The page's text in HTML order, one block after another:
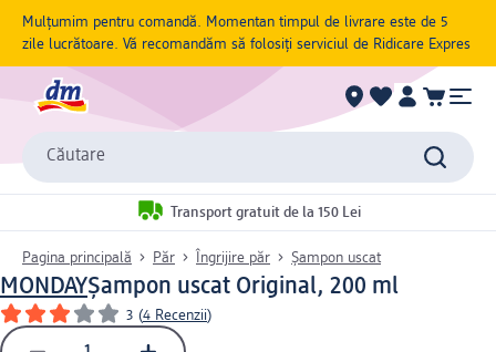
Mulțumim pentru comandă. Momentan timpul de livrare este de 5
zile lucrătoare. Vă recomandăm să folosiți serviciul de Ridicare Expres
Căutare
Transport gratuit de la 150 Lei
Pagina principală Păr Îngrijire păr Șampon uscat
MONDAYȘampon uscat Original, 200 ml
3 (4 Recenzii)